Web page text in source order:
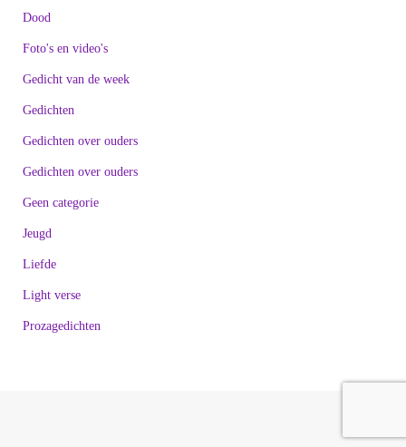
Dood
Foto's en video's
Gedicht van de week
Gedichten
Gedichten over ouders
Gedichten over ouders
Geen categorie
Jeugd
Liefde
Light verse
Prozagedichten